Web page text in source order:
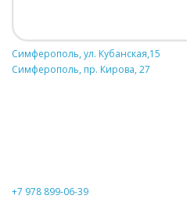
Симферополь, ул. Кубанская,15
Симферополь, пр. Кирова, 27
+7 978 899-06-39